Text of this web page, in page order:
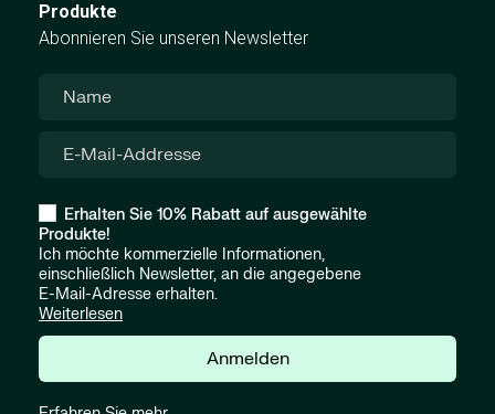
Produkte
Abonnieren Sie unseren Newsletter
Erhalten Sie 10% Rabatt auf ausgewählte
Produkte!
Ich möchte kommerzielle Informationen,
einschließlich Newsletter, an die angegebene
E-Mail-Adresse erhalten.
Weiterlesen
Anmelden